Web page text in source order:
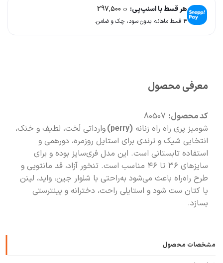
🚚سریع به دستت می‌رسه
هر قسط با اسنپ‌پی: ت297,500
۴ قسط ماهانه. بدون سود، چک و ضامن.
معرفی محصول
کد محصول: 80507
شومیز پری راه راه زنانه (perry)
وارداتی لَخت، لطیف و خنک،
انتخابی شیک و ترندی برای استایل روزمره، دورهمی و
استفاده تابستانی است. این مدل فری‌سایز بوده و برای
سایزهای ۳۶ تا ۴۶ مناسب است. تنخور آزاد، قد مانتویی و
طرح راه‌راه باعث می‌شود به‌راحتی با شلوار جین، واید، لینن
یا کتان ست شود و استایلی راحت، دخترانه و پینترستی
بسازد.
مشخصات محصول